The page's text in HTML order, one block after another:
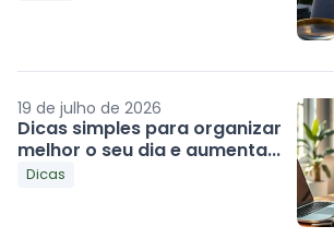
19 de julho de 2026
Dicas simples para organizar
melhor o seu dia e aumenta...
Dicas